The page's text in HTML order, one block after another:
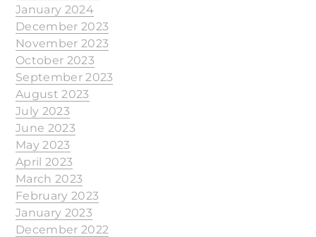
January 2024
December 2023
November 2023
October 2023
September 2023
August 2023
July 2023
June 2023
May 2023
April 2023
March 2023
February 2023
January 2023
December 2022